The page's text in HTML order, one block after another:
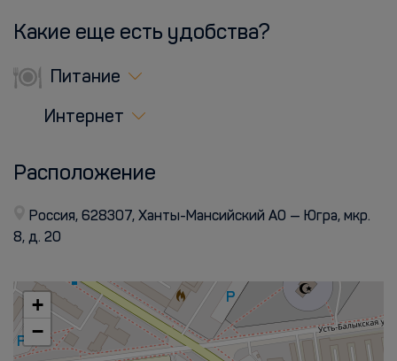
Какие еще есть удобства?
Питание
Интернет
Расположение
Россия, 628307, Ханты-Мансийский АО — Югра, мкр.
8, д. 20
+
−